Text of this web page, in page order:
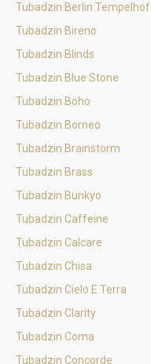
Tubadzin Berlin Tempelhof
Tubadzin Bireno
Tubadzin Blinds
Tubadzin Blue Stone
Tubadzin Boho
Tubadzin Borneo
Tubadzin Brainstorm
Tubadzin Brass
Tubadzin Bunkyo
Tubadzin Caffeine
Tubadzin Calcare
Tubadzin Chisa
Tubadzin Cielo E Terra
Tubadzin Clarity
Tubadzin Coma
Tubadzin Concorde